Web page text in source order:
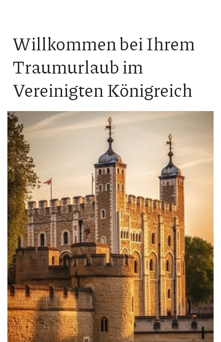
Willkommen bei Ihrem
Traumurlaub im
Vereinigten Königreich